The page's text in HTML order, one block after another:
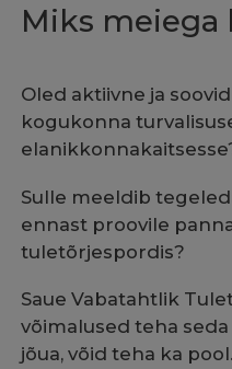
Miks meiega
Oled aktiivne ja
kogukonna
Sulle meeldib
ennast proovile
tuletõrjespordis?
Saue Vabatahtlik
võimalused teha
jõua, võid teha ka